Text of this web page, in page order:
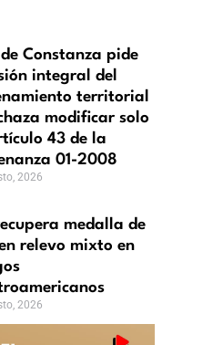
de Constanza pide
integral del
territorial
modificar solo
43 de la
01-2008
2026
medalla de
relevo mixto en
2026